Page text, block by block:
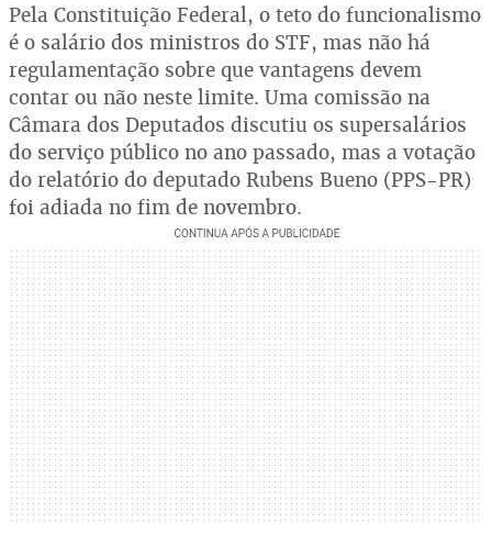
Pela Constituição Federal, o teto do funcionalismo
é o salário dos ministros do STF, mas não há
regulamentação sobre que vantagens devem
contar ou não neste limite. Uma comissão na
Câmara dos Deputados discutiu os supersalários
do serviço público no ano passado, mas a votação
do relatório do deputado Rubens Bueno (PPS-PR)
foi adiada no fim de novembro.